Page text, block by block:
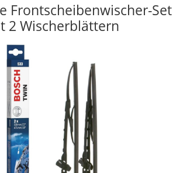
Frontscheibenwischer-Set
2 Wischerblättern